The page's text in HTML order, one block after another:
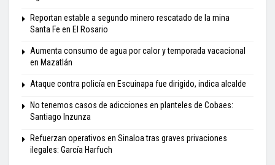
Reportan estable a segundo minero rescatado de la mina
Santa Fe en El Rosario
Aumenta consumo de agua por calor y temporada vacacional
en Mazatlán
Ataque contra policía en Escuinapa fue dirigido, indica alcalde
No tenemos casos de adicciones en planteles de Cobaes:
Santiago Inzunza
Refuerzan operativos en Sinaloa tras graves privaciones
ilegales: García Harfuch